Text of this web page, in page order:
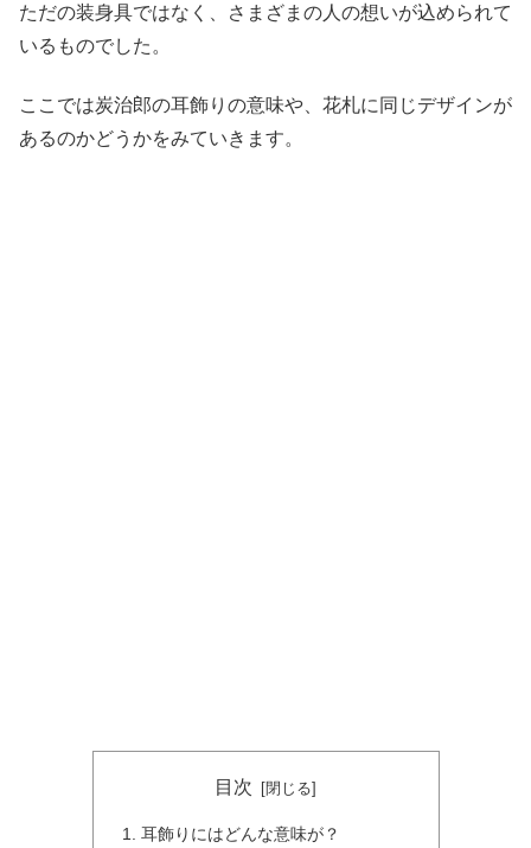
ただの装身具ではなく、さまざまの人の想いが込められて
いるものでした。
ここでは炭治郎の耳飾りの意味や、花札に同じデザインが
あるのかどうかをみていきます。
目次
耳飾りにはどんな意味が？